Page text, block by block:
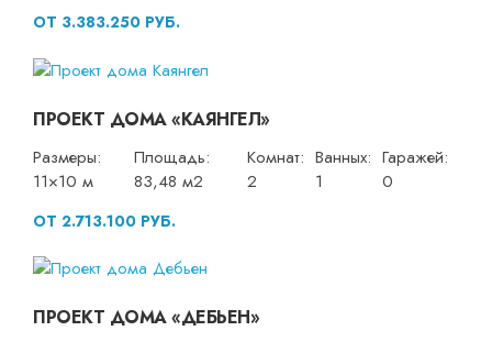
ОТ 3.383.250 РУБ.
ПРОЕКТ ДОМА «КАЯНГЕЛ»
Размеры:
11×10 м
Площадь:
83,48 м2
Комнат:
2
Ванных:
1
Гаражей:
0
ОТ 2.713.100 РУБ.
ПРОЕКТ ДОМА «ДЕБЬЕН»